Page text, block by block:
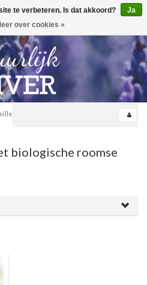
0
biologische roomse
te verbeteren. Is dat akkoord?
Ja
over cookies »